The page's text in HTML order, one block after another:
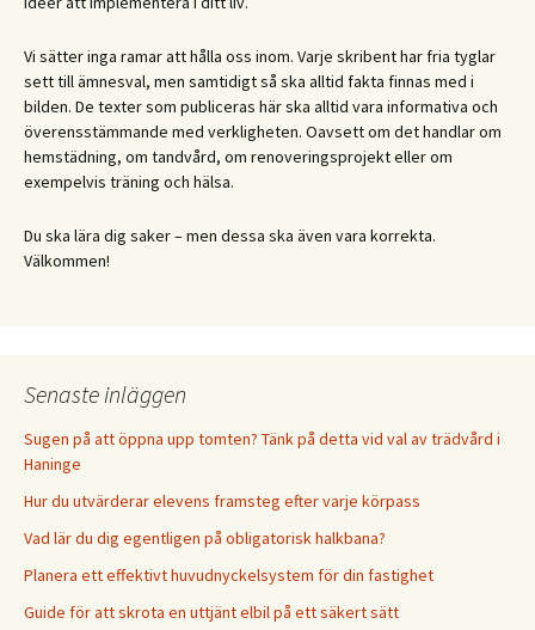
Vi sätter inga ramar att hålla oss inom. Varje skribent har fria tyglar
sett till ämnesval, men samtidigt så ska alltid fakta finnas med i
bilden. De texter som publiceras här ska alltid vara informativa och
överensstämmande med verkligheten. Oavsett om det handlar om
hemstädning, om tandvård, om renoveringsprojekt eller om
exempelvis träning och hälsa.
Du ska lära dig saker – men dessa ska även vara korrekta.
Välkommen!
Senaste inläggen
Sugen på att öppna upp tomten? Tänk på detta vid val av trädvård i
Haninge
Hur du utvärderar elevens framsteg efter varje körpass
Vad lär du dig egentligen på obligatorisk halkbana?
Planera ett effektivt huvudnyckelsystem för din fastighet
Guide för att skrota en uttjänt elbil på ett säkert sätt